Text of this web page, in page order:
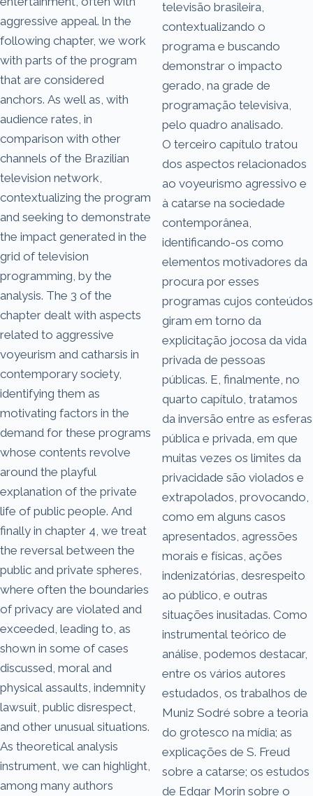
aggressive appeal. ln the
following chapter, we work
with parts of the program
that are considered
anchors. As well as, with
audience rates, in
comparison with other
channels of the Brazilian
television network,
contextualizing the program
and seeking to demonstrate
the impact generated in the
grid of television
programming, by the
analysis. The 3 of the
chapter dealt with aspects
related to aggressive
voyeurism and catharsis in
contemporary society,
identifying them as
motivating factors in the
demand for these programs
whose contents revolve
around the playful
explanation of the private
life of public people. And
finally in chapter 4, we treat
the reversal between the
public and private spheres,
where often the boundaries
of privacy are violated and
exceeded, leading to, as
shown in some of cases
discussed, moral and
physical assaults, indemnity
lawsuit, public disrespect,
and other unusual situations.
As theoretical analysis
instrument, we can highlight,
among many authors
televisão brasileira,
contextualizando o
programa e buscando
demonstrar o impacto
gerado, na grade de
programação televisiva,
pelo quadro analisado.
O terceiro capítulo tratou
dos aspectos relacionados
ao voyeurismo agressivo e
à catarse na sociedade
contemporânea,
identificando-os como
elementos motivadores da
procura por esses
programas cujos conteúdos
giram em torno da
explicitação jocosa da vida
privada de pessoas
públicas. E, finalmente, no
quarto capítulo, tratamos
da inversão entre as esferas
pública e privada, em que
muitas vezes os limites da
privacidade são violados e
extrapolados, provocando,
como em alguns casos
apresentados, agressões
morais e físicas, ações
indenizatórias, desrespeito
ao público, e outras
situações inusitadas. Como
instrumental teórico de
análise, podemos destacar,
entre os vários autores
estudados, os trabalhos de
Muniz Sodré sobre a teoria
do grotesco na mídia; as
explicações de S. Freud
sobre a catarse; os estudos
de Edgar Morin sobre o